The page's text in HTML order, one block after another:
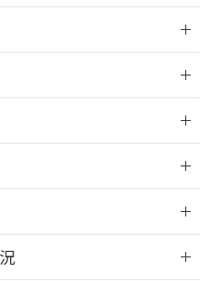
影響
タル酸エステル類４
完了までの期間は出
在することから備考
おりました。
の在庫切替を完了